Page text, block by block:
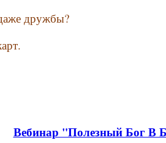
дружбы?
Вебинар "Полезный Бог В